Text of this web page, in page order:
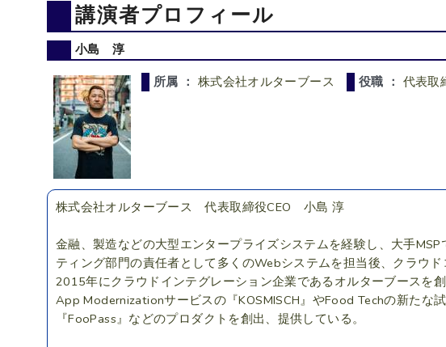
講演者プロフィール
小島 淳
所属 ： 株式会社オルターブース 役職 ： 代表取
株式会社オルターブース 代表取締役CEO 小島 淳
金融、製造などの大型エンタープライズシステムを経験し、大手
ティング部門の責任者として多くのWebシステムを担当後、クラウド
2015年にクラウドインテグレーション企業であるオルターブースを創
App Modernizationサービスの『KOSMISCH』やFood Techの新たな
『FooPass』などのプロダクトを創出、提供している。